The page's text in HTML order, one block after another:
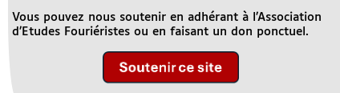
Vous pouvez nous soutenir en adhérant à l’Association
d’Etudes Fouriéristes ou en faisant un don ponctuel.